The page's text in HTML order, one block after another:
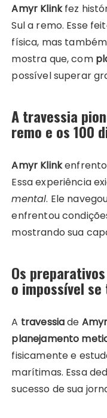
Amyr Klinkfez
Sul a remo. Esse
física, mas
mostra que, com
possível superar
A travessia
remo e os 100
Amyr Klink
Essa experiência
mental. Ele
enfrentou
mostrando sua
Os
o impossível
A travessiade
planejamento
fisicamente e
marítimas. Essa
sucesso de sua